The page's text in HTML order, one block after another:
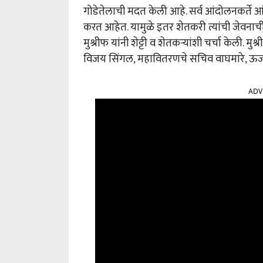
गोडेतेलाची मदत केली आहे. सर्व आंदोलनकर्ते
करत आहेत. यामुळे इतर शेतकरी त्यांची
मुश्रीफ यांनी शेट्टी व शेतकऱ्यांशी चर्चा केली.
विजय सिंगल, महावितरणचे सचिव वाघमारे,